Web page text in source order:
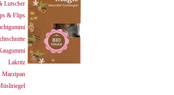
Lutscher
& Flips
Lakritz
Marzipan